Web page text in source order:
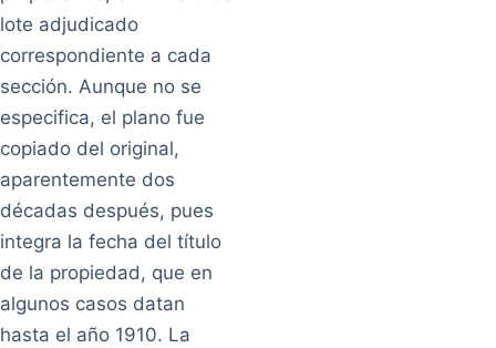
lote adjudicado
correspondiente a cada
sección. Aunque no se
especifica, el plano fue
copiado del original,
aparentemente dos
décadas después, pues
integra la fecha del título
de la propiedad, que en
algunos casos datan
hasta el año 1910. La